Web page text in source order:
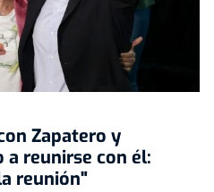
Zapatero y
a reunirse con él:
reunión"